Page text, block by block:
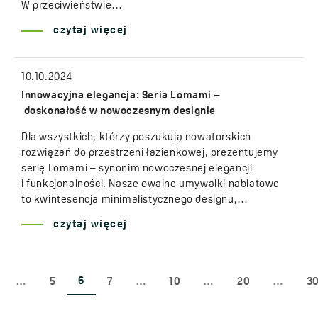
W przeciwieństwie…
czytaj więcej
10.10.2024
Innowacyjna elegancja: Seria Lomami –
doskonałość w nowoczesnym designie
Dla wszystkich, którzy poszukują nowatorskich
rozwiązań do przestrzeni łazienkowej, prezentujemy
serię Lomami – synonim nowoczesnej elegancji
i funkcjonalności. Nasze owalne umywalki nablatowe
to kwintesencja minimalistycznego designu,…
czytaj więcej
… 5 6 7 … 10 … 20 …